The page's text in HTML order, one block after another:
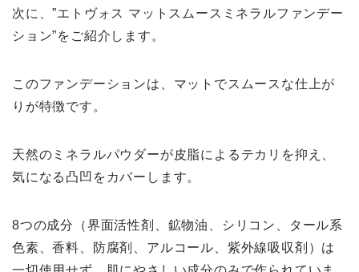
次に、”エトヴォス マットスムースミネラルファンデー
ション”をご紹介します。
このファンデーションは、マットでスムースな仕上が
りが特徴です。
天然のミネラルパウダーが皮脂によるテカリを抑え、
気になる凸凹をカバーします。
8つの成分（界面活性剤、鉱物油、シリコン、タール系
色素、香料、防腐剤、アルコール、紫外線吸収剤）は